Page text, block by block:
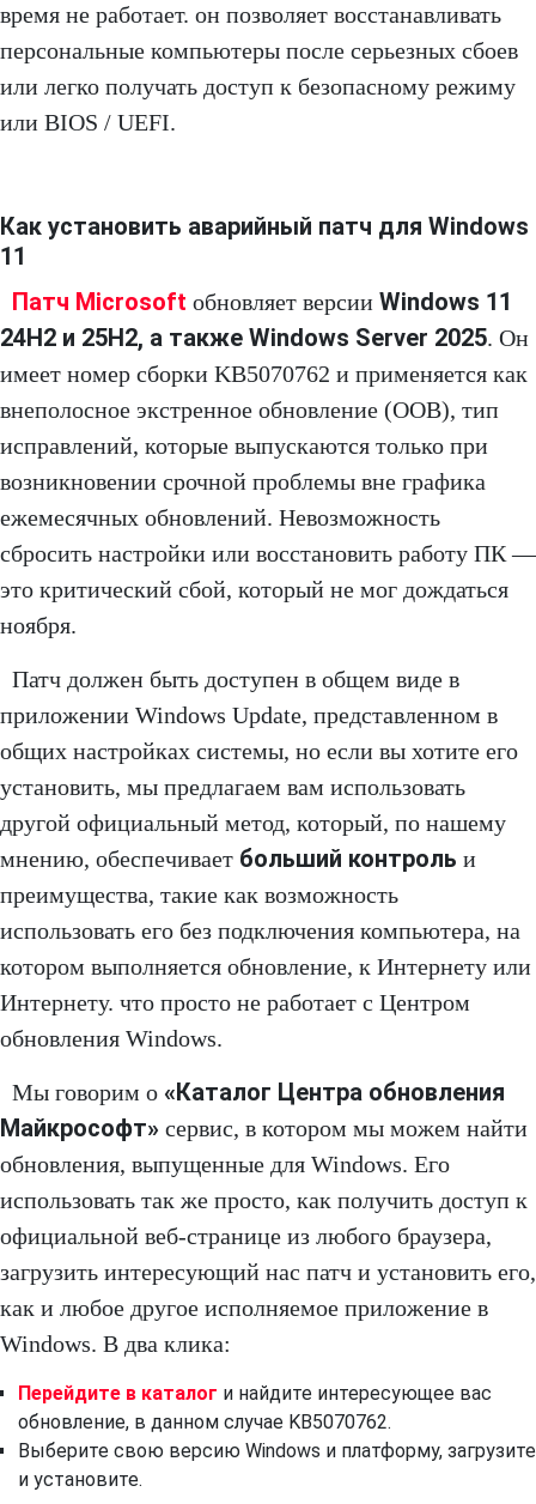
время не работает. он позволяет восстанавливать
персональные компьютеры после серьезных сбоев
или легко получать доступ к безопасному режиму
или BIOS / UEFI.
Как установить аварийный патч для Windows
11
Патч Microsoft обновляет версии Windows 11
24H2 и 25H2, а также Windows Server 2025. Он
имеет номер сборки KB5070762 и применяется как
внеполосное экстренное обновление (OOB), тип
исправлений, которые выпускаются только при
возникновении срочной проблемы вне графика
ежемесячных обновлений. Невозможность
сбросить настройки или восстановить работу ПК —
это критический сбой, который не мог дождаться
ноября.
Патч должен быть доступен в общем виде в
приложении Windows Update, представленном в
общих настройках системы, но если вы хотите его
установить, мы предлагаем вам использовать
другой официальный метод, который, по нашему
мнению, обеспечивает больший контроль и
преимущества, такие как возможность
использовать его без подключения компьютера, на
котором выполняется обновление, к Интернету или
Интернету. что просто не работает с Центром
обновления Windows.
Мы говорим о «Каталог Центра обновления
Майкрософт» сервис, в котором мы можем найти
обновления, выпущенные для Windows. Его
использовать так же просто, как получить доступ к
официальной веб-странице из любого браузера,
загрузить интересующий нас патч и установить его,
как и любое другое исполняемое приложение в
Windows. В два клика:
Перейдите в каталог и найдите интересующее вас
обновление, в данном случае KB5070762.
Выберите свою версию Windows и платформу, загрузите
и установите.